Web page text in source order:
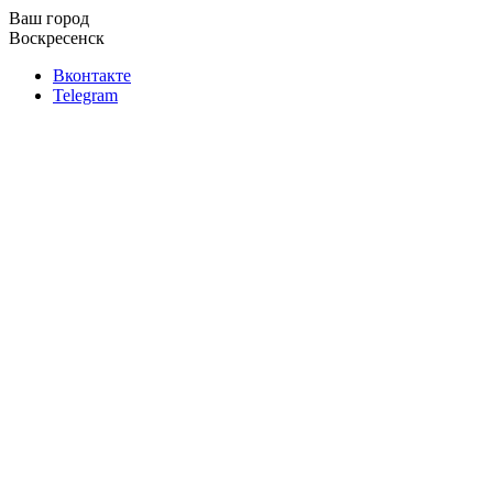
Ваш город
Воскресенск
Вконтакте
Telegram